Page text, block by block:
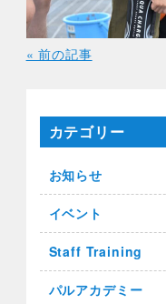
« 前の記事
カテゴリー
お知らせ
イベント
Staff Training
パルアカデミー